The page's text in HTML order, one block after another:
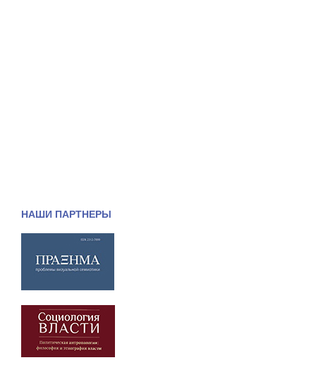
НАШИ ПАРТНЕРЫ